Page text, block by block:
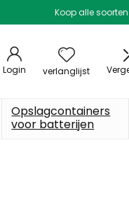
Koop alle
Login verlanglijst
Opslagcontainers
voor batterijen